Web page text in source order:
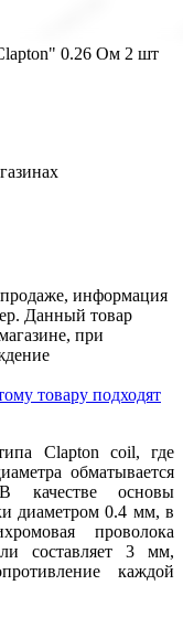
0.26 Ом 2 шт
информация
Данный товар
при
товару подходят
Clapton coil, где
обматывается
качестве основы
диаметром 0.4 мм, в
проволока
составляет 3 мм,
каждой